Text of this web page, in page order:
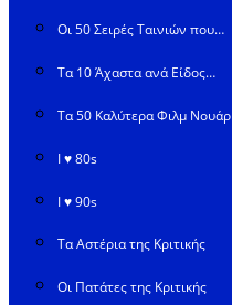
Οι 50 Σειρές Ταινιών που…
Τα 10 Άχαστα ανά Είδος…
Τα 50 Καλύτερα Φιλμ Νουάρ
I ♥ 80s
I ♥ 90s
Τα Αστέρια της Κριτικής
Οι Πατάτες της Κριτικής